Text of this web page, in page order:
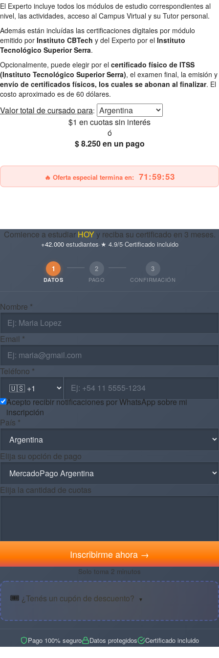
El Experto incluye todos los módulos de estudio correspondientes al
nivel, las actividades, acceso al Campus Virtual y su Tutor personal.
Además están incluídas las certificaciones digitales por módulo
emitido por Instituto CBTech y del Experto por el Instituto
Tecnológico Superior Serra.
Opcionalmente, puede elegir por el certificado físico de ITSS
(Instituto Tecnológico Superior Serra), el examen final, la emisión y
envío de certificados físicos, los cuales se abonan al finalizar. El
costo aproximado es de 60 dólares.
Valor total de cursado para:
$1 en cuotas sin interés
ó
$ 8.250en un pago
🔥 Oferta especial termina en: 71:59:51
Comience a estudiar HOYy reciba su certificado en 3 meses.
+42.000estudiantes·★ 4.9/5·Certificado incluido
1
DATOS
2
PAGO
3
CONFIRMACIÓN
Nombre *
Email *
Teléfono *
Acepto recibir notificaciones por WhatsApp sobre mi
inscripción
País *
Elija su opción de pago
Elija la cantidad de cuotas
Inscribirme ahora →
Solo toma 2 minutos
🎟️ ¿Tenés un cupón de descuento? ▼
Pago 100% seguro Datos protegidos Certificado incluido